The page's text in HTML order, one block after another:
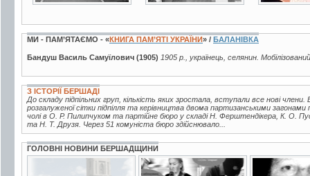
МИ - ПАМ’ЯТАЄМО - «КНИГА ПАМ’ЯТІ УКРАЇНИ» / БАЛАНІВКА
Бандуш Василь Самуїлович (1905) 1905 р., українець, селянин.
З ІСТОРІЇ БЕРШАДІ
До складу підпільних груп, кількість яких зростала, вступали все нові члени.
розгалуженої сітки підпілля та керівництва двома партизанськими
чолі в О. Р. Пилипчуком та партійне бюро у складі Н. Ферштендікера, К. О.
та Н. Т. Друзя. Через 51 комуніста бюро здійснювало...
ГОЛОВНІ НОВИНИ БЕРШАДЩИНИ